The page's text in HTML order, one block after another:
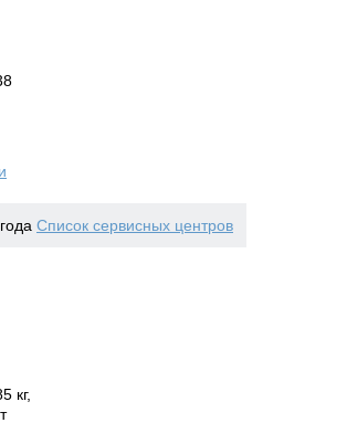
Список сервисных центров
кг,